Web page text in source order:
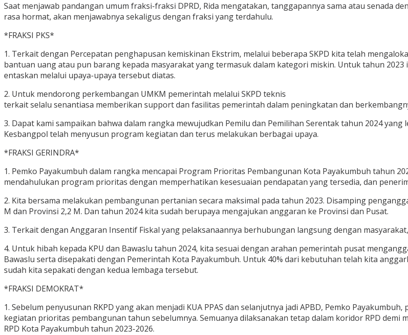
Saat menjawab pandangan umum fraksi-fraksi DPRD, Rida mengatakan, tanggapannya sama atau senada
rasa hormat, akan menjawabnya sekaligus dengan fraksi yang terdahulu.
*FRAKSI PKS*
1. Terkait dengan Percepatan penghapusan kemiskinan Ekstrim, melalui beberapa SKPD kita telah
bantuan uang atau pun barang kepada masyarakat yang termasuk dalam kategori miskin. Untuk tahun
entaskan melalui upaya-upaya tersebut diatas.
2. Untuk mendorong perkembangan UMKM pemerintah melalui SKPD teknis
terkait selalu senantiasa memberikan support dan fasilitas pemerintah dalam peningkatan dan
3. Dapat kami sampaikan bahwa dalam rangka mewujudkan Pemilu dan Pemilihan Serentak tahun 2024
Kesbangpol telah menyusun program kegiatan dan terus melakukan berbagai upaya.
*FRAKSI GERINDRA*
1. Pemko Payakumbuh dalam rangka mencapai Program Prioritas Pembangunan Kota Payakumbuh tahun
mendahulukan program prioritas dengan memperhatikan kesesuaian pendapatan yang tersedia, dan
2. Kita bersama melakukan pembangunan pertanian secara maksimal pada tahun 2023. Disamping
M dan Provinsi 2,2 M. Dan tahun 2024 kita sudah berupaya mengajukan anggaran ke Provinsi dan Pusat.
3. Terkait dengan Anggaran Insentif Fiskal yang pelaksanaannya berhubungan langsung dengan
4. Untuk hibah kepada KPU dan Bawaslu tahun 2024, kita sesuai dengan arahan pemerintah pusat
Bawaslu serta disepakati dengan Pemerintah Kota Payakumbuh. Untuk 40% dari kebutuhan telah kita
sudah kita sepakati dengan kedua lembaga tersebut.
*FRAKSI DEMOKRAT*
1. Sebelum penyusunan RKPD yang akan menjadi KUA PPAS dan selanjutnya jadi APBD, Pemko
kegiatan prioritas pembangunan tahun sebelumnya. Semuanya dilaksanakan tetap dalam koridor RPD
RPD Kota Payakumbuh tahun 2023-2026.